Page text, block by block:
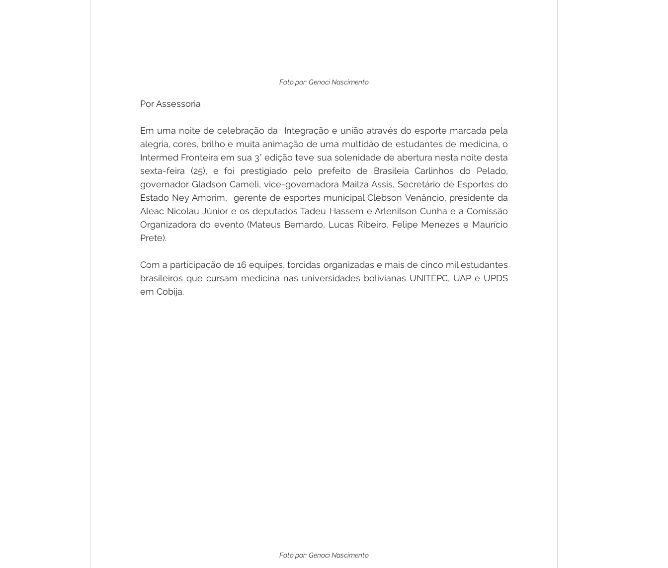
Foto por: Genoci Nascimento
Por Assessoria
Em uma noite de celebração da  Integração e união através do esporte marcada pela
alegria, cores, brilho e muita animação de uma multidão de estudantes de medicina, o
Intermed Fronteira em sua 3° edição teve sua solenidade de abertura nesta noite desta
sexta-feira (25), e foi prestigiado pelo prefeito de Brasileia Carlinhos do Pelado,
governador Gladson Cameli, vice-governadora Mailza Assis, Secretário de Esportes do
Estado Ney Amorim,  gerente de esportes municipal Clebson Venâncio, presidente da
Aleac Nicolau Júnior e os deputados Tadeu Hassem e Arlenilson Cunha e a Comissão
Organizadora do evento (Mateus Bernardo, Lucas Ribeiro, Felipe Menezes e Maurício
Prete).
Com a participação de 16 equipes, torcidas organizadas e mais de cinco mil estudantes
brasileiros que cursam medicina nas universidades bolivianas UNITEPC, UAP e UPDS
em Cobija.
Foto por: Genoci Nascimento